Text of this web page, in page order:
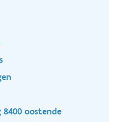
oostende